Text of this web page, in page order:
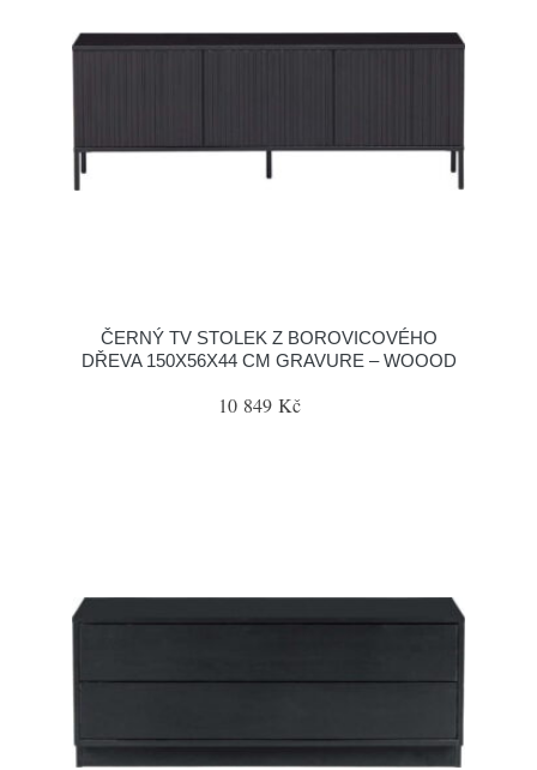
ČERNÝ TV STOLEK Z BOROVICOVÉHO
DŘEVA 150X56X44 CM GRAVURE – WOOOD
10 849 Kč